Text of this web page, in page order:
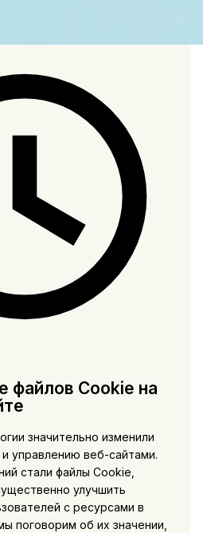
файлов Cookie на
значительно изменили
управлению веб-сайтами.
стали файлы Cookie,
улучшить
с ресурсами в
поговорим об их значении,